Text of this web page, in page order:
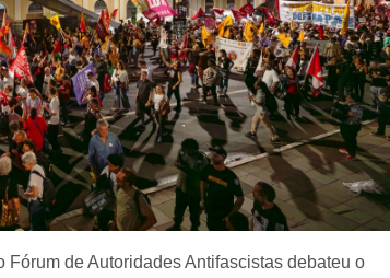
de Autoridades Antifascistas debateu o